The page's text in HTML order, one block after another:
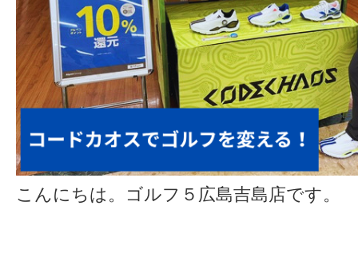
こんにちは。ゴルフ５広島吉島店です。